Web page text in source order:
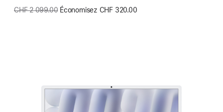
prix
Ancien
CHF 2 099.00 Économisez CHF 320.00